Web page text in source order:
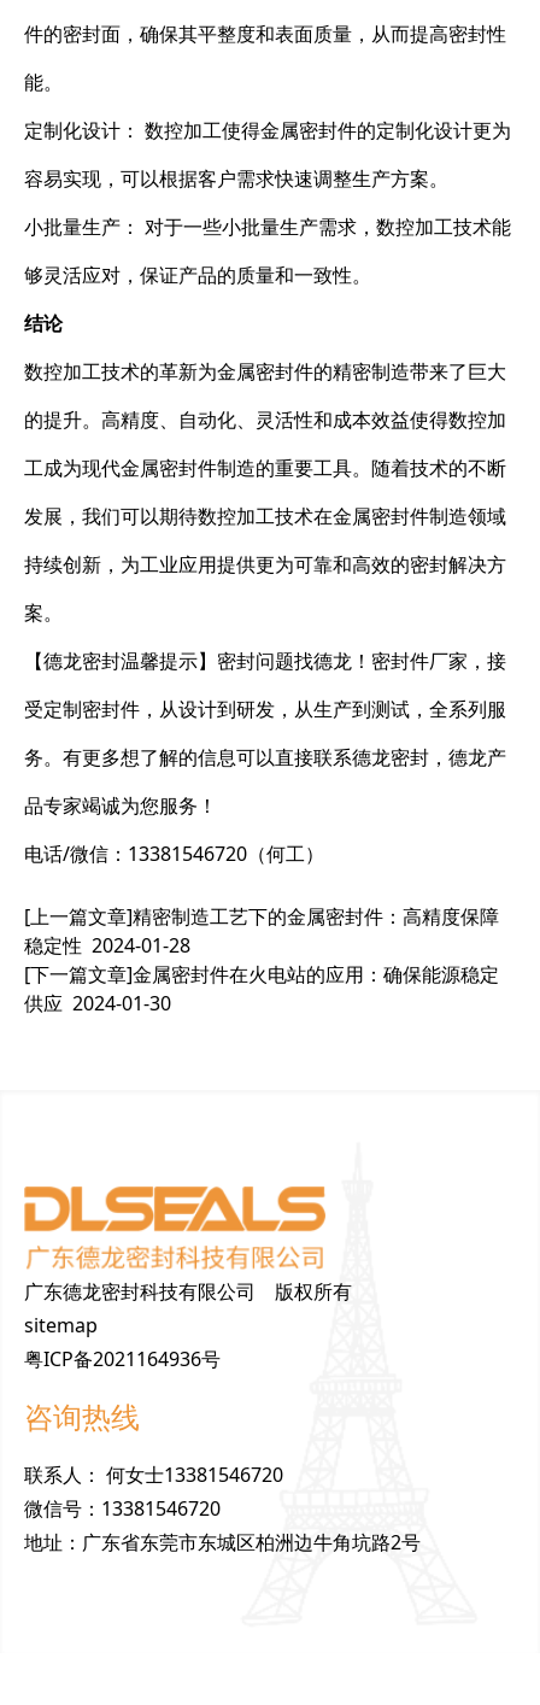
件的密封面，确保其平整度和表面质量，从而提高密封性
能。
定制化设计： 数控加工使得金属密封件的定制化设计更为
容易实现，可以根据客户需求快速调整生产方案。
小批量生产： 对于一些小批量生产需求，数控加工技术能
够灵活应对，保证产品的质量和一致性。
结论
数控加工技术的革新为金属密封件的精密制造带来了巨大
的提升。高精度、自动化、灵活性和成本效益使得数控加
工成为现代金属密封件制造的重要工具。随着技术的不断
发展，我们可以期待数控加工技术在金属密封件制造领域
持续创新，为工业应用提供更为可靠和高效的密封解决方
案。
【德龙密封温馨提示】密封问题找德龙！密封件厂家，接
受定制密封件，从设计到研发，从生产到测试，全系列服
务。有更多想了解的信息可以直接联系德龙密封，德龙产
品专家竭诚为您服务！
电话/微信：13381546720（何工）
[上一篇文章]精密制造工艺下的金属密封件：高精度保障
稳定性 2024-01-28
[下一篇文章]金属密封件在火电站的应用：确保能源稳定
供应 2024-01-30
广东德龙密封科技有限公司 版权所有
sitemap
粤ICP备2021164936号
咨询热线
联系人 ： 何女士13381546720
微信号 ： 13381546720
地址 ： 广东省东莞市东城区柏洲边牛角坑路2号